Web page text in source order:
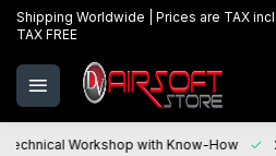
Shipping Worldwide | Prices are TAX
TAX FREE
Technical Workshop with Know-How